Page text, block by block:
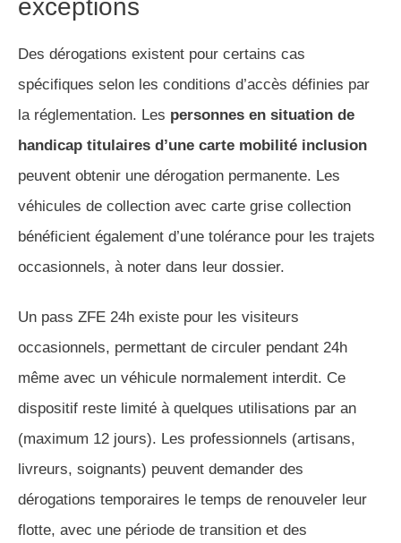
exceptions
Des dérogations existent pour certains cas
spécifiques selon les conditions d’accès définies par
la réglementation. Les personnes en situation de
handicap titulaires d’une carte mobilité inclusion
peuvent obtenir une dérogation permanente. Les
véhicules de collection avec carte grise collection
bénéficient également d’une tolérance pour les trajets
occasionnels, à noter dans leur dossier.
Un pass ZFE 24h existe pour les visiteurs
occasionnels, permettant de circuler pendant 24h
même avec un véhicule normalement interdit. Ce
dispositif reste limité à quelques utilisations par an
(maximum 12 jours). Les professionnels (artisans,
livreurs, soignants) peuvent demander des
dérogations temporaires le temps de renouveler leur
flotte, avec une période de transition et des